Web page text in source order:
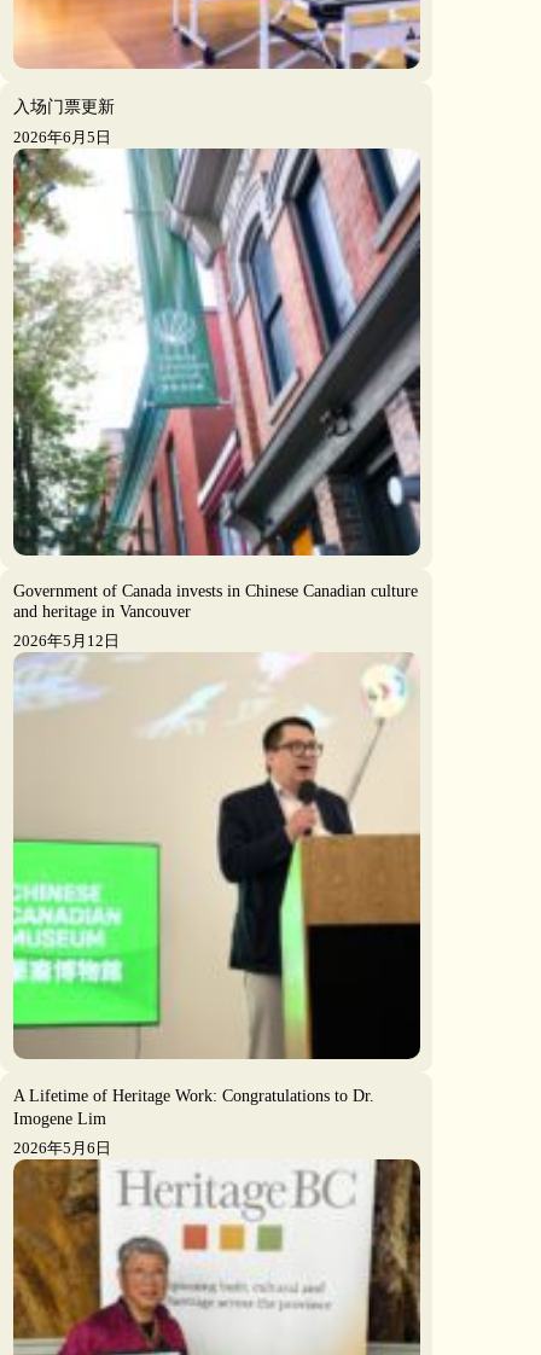
入场门票更新
2026年6月5日
Government of Canada invests in Chinese Canadian culture
and heritage in Vancouver
2026年5月12日
A Lifetime of Heritage Work: Congratulations to Dr.
Imogene Lim
2026年5月6日